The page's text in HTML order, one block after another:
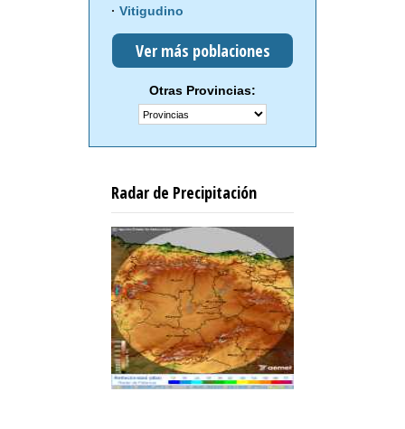
Vitigudino
Ver más poblaciones
Otras Provincias:
Radar de Precipitación